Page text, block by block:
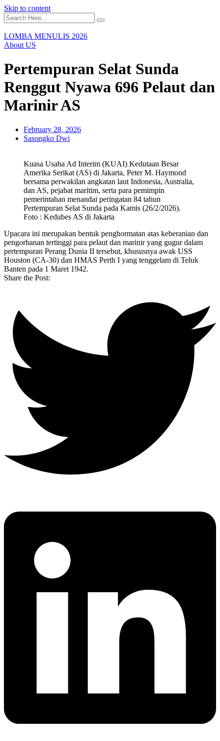
Skip to content
LOMBA MENULIS 2026
About US
Pertempuran Selat Sunda
Renggut Nyawa 696 Pelaut dan
Marinir AS
February 28, 2026
Sasongko Dwi
Kuasa Usaha Ad Interim (KUAI) Kedutaan Besar
Amerika Serikat (AS) di Jakarta, Peter M. Haymond
bersama perwakilan angkatan laut Indonesia, Australia,
dan AS, pejabat maritim, serta para pemimpin
pemerintahan menandai peringatan 84 tahun
Pertempuran Selat Sunda pada Kamis (26/2/2026).
Foto : Kedubes AS di Jakarta
Upacara ini merupakan bentuk penghormatan atas keberanian dan
pengorbanan tertinggi para pelaut dan marinir yang gugur dalam
pertempuran Perang Dunia II tersebut, khususnya awak USS
Houston (CA-30) dan HMAS Perth I yang tenggelam di Teluk
Banten pada 1 Maret 1942.
Share the Post: